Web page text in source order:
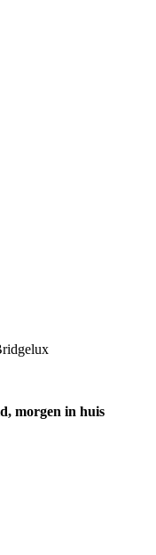
morgen in huis